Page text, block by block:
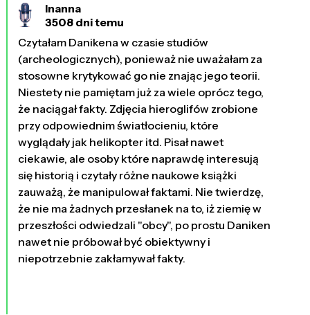
Inanna
3508 dni temu
Czytałam Danikena w czasie studiów
(archeologicznych), ponieważ nie uważałam za
stosowne krytykować go nie znając jego teorii.
Niestety nie pamiętam już za wiele oprócz tego,
że naciągał fakty. Zdjęcia hieroglifów zrobione
przy odpowiednim światłocieniu, które
wyglądały jak helikopter itd. Pisał nawet
ciekawie, ale osoby które naprawdę interesują
się historią i czytały różne naukowe książki
zauważą, że manipulował faktami. Nie twierdzę,
że nie ma żadnych przesłanek na to, iż ziemię w
przeszłości odwiedzali "obcy", po prostu Daniken
nawet nie próbował być obiektywny i
niepotrzebnie zakłamywał fakty.